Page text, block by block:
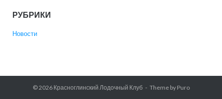
РУБРИКИ
Новости
© 2026 Красноглинский Лодочный Клуб Theme by Puro